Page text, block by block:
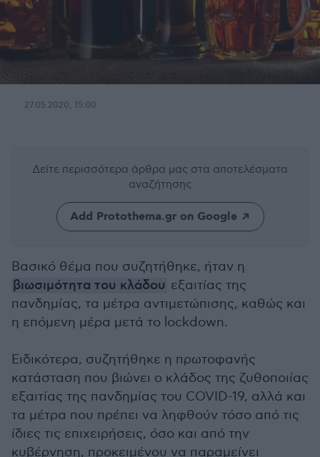
27.05.2020, 15:00
Δείτε περισσότερα άρθρα μας στα αποτελέσματα
αναζήτησης
Add Protothema.gr on Google
Βασικό θέμα που συζητήθηκε, ήταν η
βιωσιμότητα του κλάδου εξαιτίας της
πανδημίας, τα μέτρα αντιμετώπισης, καθώς και
η επόμενη μέρα μετά το lockdown.
Ειδικότερα, συζητήθηκε η πρωτοφανής
κατάσταση που βιώνει ο κλάδος της ζυθοποιίας
εξαιτίας της πανδημίας του COVID-19, αλλά και
τα μέτρα που πρέπει να ληφθούν τόσο από τις
ίδιες τις επιχειρήσεις, όσο και από την
κυβέρνηση, προκειμένου να παραμείνει